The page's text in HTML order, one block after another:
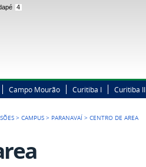
4
Campo Mourão Curitiba I Curitiba II
>CAMPUS > PARANAVAÍ >CENTRO DE AREA